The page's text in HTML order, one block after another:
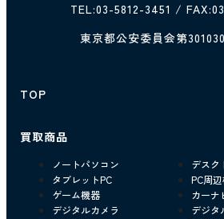
TEL:03-5812-3451 /
東京都公安委員会第
TOP
買取商品
ノートパソコン
デスク
タブレットPC
PC周
ゲーム機器
カーナ
デジタルカメラ
デジタ